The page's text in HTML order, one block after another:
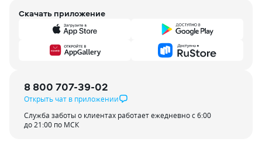
Скачать приложение
8 800 707-39-02
Открыть чат в приложении
Служба заботы о клиентах работает ежедневно с 6:00
до 21:00 по МСК